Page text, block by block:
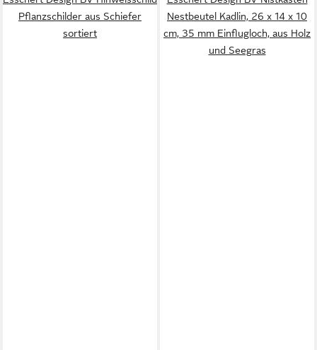
Pflanzschilder aus Schiefer
sortiert
Nestbeutel Kadlin, 26 x 14 x 10
cm, 35 mm Einflugloch, aus Holz
und Seegras